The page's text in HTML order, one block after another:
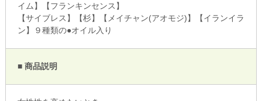
イム】【フランキンセンス】
【サイブレス】【杉】【メイチャン(アオモジ)】【イランイラ
ン】９種類の●オイル入り
■ 商品説明